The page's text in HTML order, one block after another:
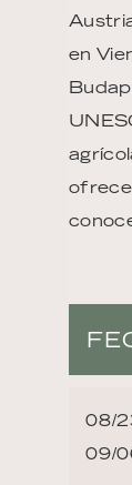
en
08/
09/